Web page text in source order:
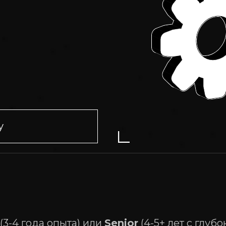
(3-4 года опыта) или Senior (4-5+ лет с
Юридический и
адрес: 432 027,
WhatsApp
+7 422 73 22 12
+7 9951 15 22 12